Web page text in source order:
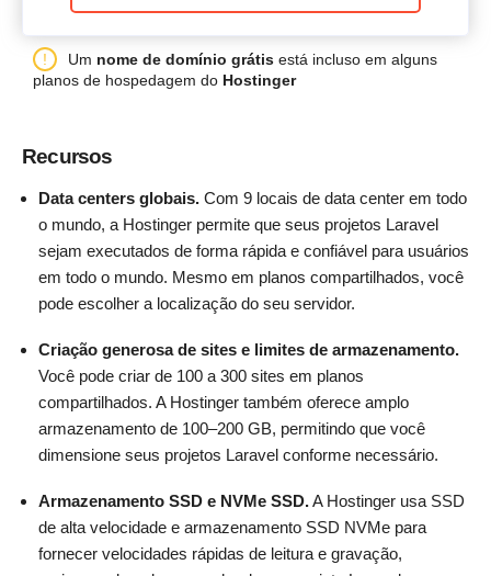
Um nome de domínio grátis está incluso em alguns
planos de hospedagem do Hostinger
Recursos
Data centers globais. Com 9 locais de data center em todo
o mundo, a Hostinger permite que seus projetos Laravel
sejam executados de forma rápida e confiável para usuários
em todo o mundo. Mesmo em planos compartilhados, você
pode escolher a localização do seu servidor.
Criação generosa de sites e limites de armazenamento.
Você pode criar de 100 a 300 sites em planos
compartilhados. A Hostinger também oferece amplo
armazenamento de 100–200 GB, permitindo que você
dimensione seus projetos Laravel conforme necessário.
Armazenamento SSD e NVMe SSD.A Hostinger usa SSD
de alta velocidade e armazenamento SSD NVMe para
fornecer velocidades rápidas de leitura e gravação,